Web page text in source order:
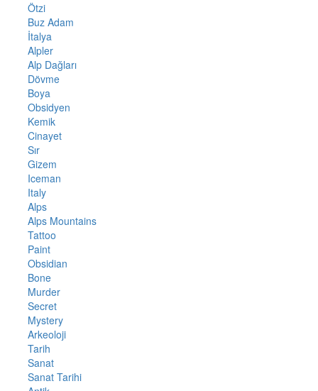
Ötzi
Buz Adam
İtalya
Alpler
Alp Dağları
Dövme
Boya
Obsidyen
Kemik
Cinayet
Sır
Gizem
Iceman
Italy
Alps
Alps Mountains
Tattoo
Paint
Obsidian
Bone
Murder
Secret
Mystery
Arkeoloji
Tarih
Sanat
Sanat Tarihi